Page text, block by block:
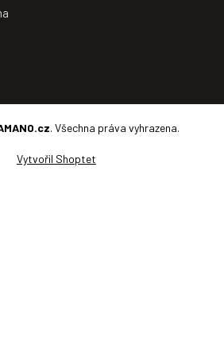
Vytvořil Shoptet
. Všechna práva vyhrazena.